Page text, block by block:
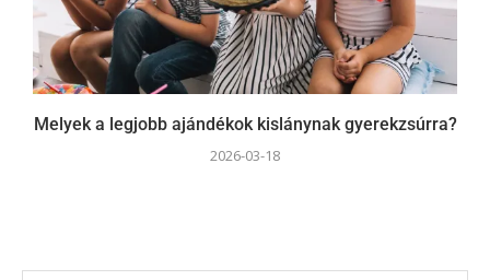
Melyek a legjobb ajándékok kislánynak gyerekzsúrra?
2026-03-18